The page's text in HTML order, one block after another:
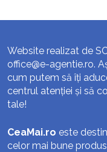
Website realizat de
office@e-agentie.ro.
cum putem să îți
centrul atenției și să
tale!
CeaMai.ro este
celor mai bune